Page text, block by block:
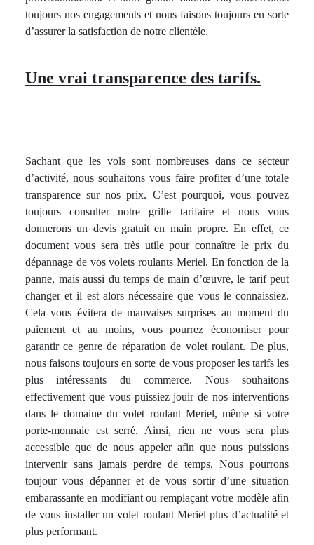
toujours nos engagements et nous faisons toujours en sorte
d’assurer la satisfaction de notre clientèle.
Une vrai transparence des tarifs.
Sachant que les vols sont nombreuses dans ce secteur
d’activité, nous souhaitons vous faire profiter d’une totale
transparence sur nos prix. C’est pourquoi, vous pouvez
toujours consulter notre grille tarifaire et nous vous
donnerons un devis gratuit en main propre. En effet, ce
document vous sera très utile pour connaître le prix du
dépannage de vos volets roulants Meriel. En fonction de la
panne, mais aussi du temps de main d’œuvre, le tarif peut
changer et il est alors nécessaire que vous le connaissiez.
Cela vous évitera de mauvaises surprises au moment du
paiement et au moins, vous pourrez économiser pour
garantir ce genre de réparation de volet roulant. De plus,
nous faisons toujours en sorte de vous proposer les tarifs les
plus intéressants du commerce. Nous souhaitons
effectivement que vous puissiez jouir de nos interventions
dans le domaine du volet roulant Meriel, même si votre
porte-monnaie est serré. Ainsi, rien ne vous sera plus
accessible que de nous appeler afin que nous puissions
intervenir sans jamais perdre de temps. Nous pourrons
toujour vous dépanner et de vous sortir d’une situation
embarassante en modifiant ou remplaçant votre modèle afin
de vous installer un volet roulant Meriel plus d’actualité et
plus performant.